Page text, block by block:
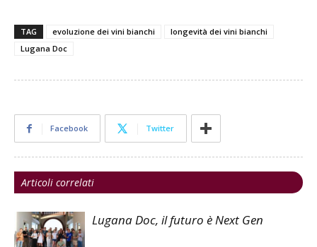
TAG evoluzione dei vini bianchi
longevità dei vini bianchi
Lugana Doc
Facebook Twitter
Articoli correlati
Lugana Doc, il futuro è Next Gen